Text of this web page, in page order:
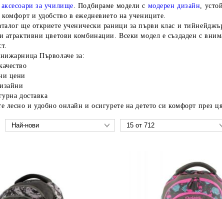
аксесоари за училище. Подбираме модели с модерен дизайн,
комфорт и удобство в ежедневието на учениците.
ще откриете ученически раници за първи клас и
атрактивни цветови комбинации. Всеки модел е създаден с
Първолаче за:
цени
доставка
лесно и удобно онлайн и осигурете на детето си комфорт през